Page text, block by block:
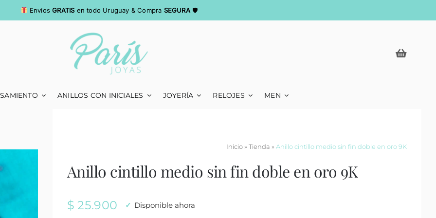
EnvíosGRATIS en todo Uruguay & Compra SEGURA🛡
ANILLOS CON INICIALES JOYERÍA RELOJES MEN
Inicio» Tienda » Anillo cintillo medio sin fin doble en oro 9K
Anillo cintillo medio sin fin doble en oro 9K
$ 25.900 Disponible ahora